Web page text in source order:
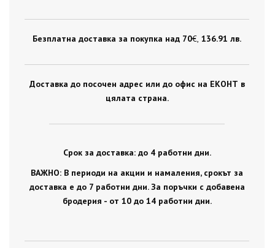
Безплатна доставка за покупка над 70€ , 136.91 лв.
Доставка до посочен адрес или до офис на ЕКОНТ в
цялата страна.
Срок за доставка: до 4 работни дни.
ВАЖНО: В периоди на акции и намаления, срокът за
доставка е до 7 работни дни. За поръчки с добавена
бродерия - от 10 до 14 работни дни.